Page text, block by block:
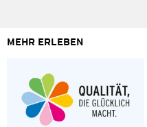
MEHR ERLEBEN